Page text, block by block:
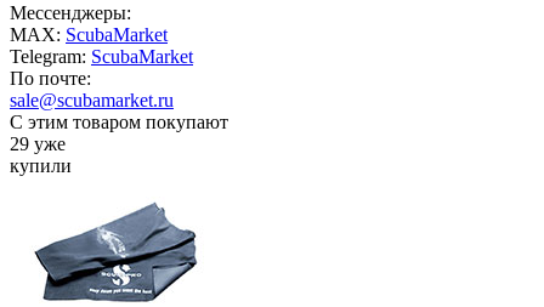
Мессенджеры:
MAX: ScubaMarket
Telegram: ScubaMarket
По почте:
sale@scubamarket.ru
С этим товаром покупают
29 уже
купили